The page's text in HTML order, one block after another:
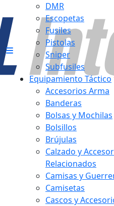
DMR
Escopetas
Fusiles
Pistolas
Sniper
Subfusiles
Equipamiento Táctico
Accesorios Arma
Banderas
Bolsas y Mochilas
Bolsillos
Brújulas
Calzado y
Relacionados
Camisas y
Camisetas
Cascos y